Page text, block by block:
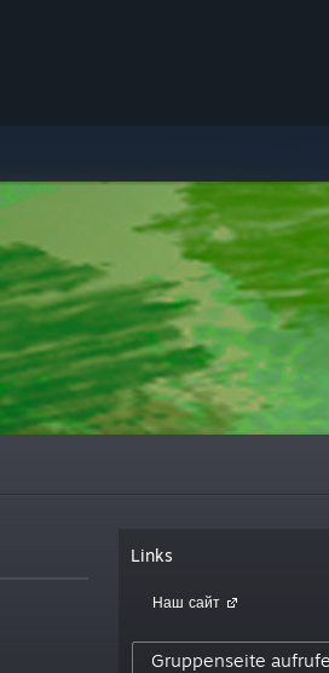
Links
Наш сайт
Gruppenseite